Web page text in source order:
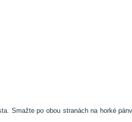
Smažte po obou stranách na horké